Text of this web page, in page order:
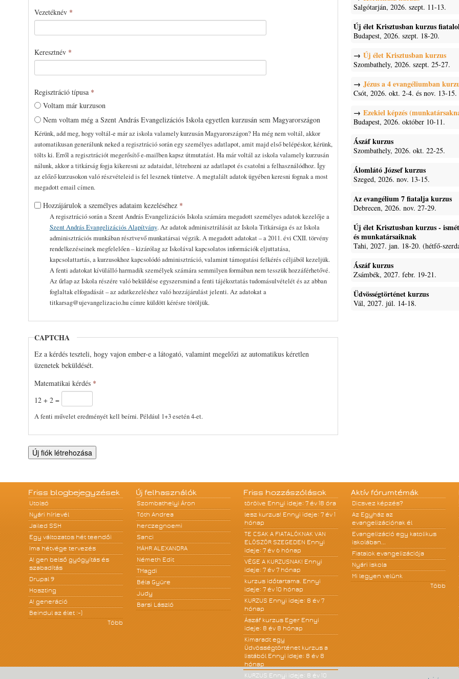
Vezetéknév *
Keresztnév *
Regisztráció típusa *
Voltam már kurzuson
Nem voltam még a Szent András Evangelizációs Iskola egyetlen kurzusán sem Magyarországon
Kérünk, add meg, hogy voltál-e már az iskola valamely kurzusán Magyarországon? Ha még nem voltál, akkor
automatikusan generálunk neked a regisztráció során egy személyes adatlapot, amit majd első belépéskor, kérünk,
tölts ki. Erről a regisztrációt megerősítő e-mailben kapsz útmutatást. Ha már voltál az iskola valamely kurzusán
nálunk, akkor a titkárság fogja kikeresni az adataidat, létrehozni az adatlapot és csatolni a felhasználódhoz. Így
az előző kurzusokon való részvételeid is fel lesznek tüntetve. A megtalált adatok ügyében keresni fognak a most
megadott email címen.
Hozzájárulok a személyes adataim kezeléséhez *
A regisztráció során a Szent András Evangelizációs Iskola számára megadott személyes adatok kezelője a
Szent András Evangelizációs Alapítvány. Az adatok adminisztrálását az Iskola Titkársága és az Iskola
adminisztrációs munkában résztvevő munkatársai végzik. A megadott adatokat – a 2011. évi CXII. törvény
rendelkezéseinek megfelelően – kizárólag az Iskolával kapcsolatos információk eljuttatása,
kapcsolattartás, a kurzusokhoz kapcsolódó adminisztráció, valamint támogatási felkérés céljából kezeljük.
A fenti adatokat kívülálló harmadik személyek számára semmilyen formában nem tesszük hozzáférhetővé.
Az űrlap az Iskola részére való beküldése egyszersmind a fenti tájékoztatás tudomásulvételét és az abban
foglaltak elfogadását – az adatkezeléshez való hozzájárulást jelenti. Az adatokat a
titkarsag@ujevangelizacio.hu címre küldött kérésre töröljük.
CAPTCHA
Ez a kérdés teszteli, hogy vajon ember-e a látogató, valamint megelőzi az automatikus kéretlen
üzenetek beküldését.
Matematikai kérdés *
12 + 2 =
A fenti művelet eredményét kell beírni. Például 1+3 esetén 4-et.
Salgótarján, 2026. szept. 11-13.
Új élet Krisztusban kurzus
Budapest, 2026. szept. 18-20.
Új élet Krisztusban kurzus
Szombathely, 2026. szept. 25-27.
Jézus a 4 evangéliumban
Csót, 2026. okt. 2-4. és nov. 13-15.
Ezekiel képzés
Budapest, 2026. október 10-11.
Ászáf kurzus
Szombathely, 2026. okt. 22-25.
Álomlátó József kurzus
Szeged, 2026. nov. 13-15.
Az evangélium 7 fiatalja kurzus
Debrecen, 2026. nov. 27-29.
Új élet Krisztusban kurzus -
és munkatársaiknak
Tahi, 2027. jan. 18-20. (hétfő-
Ászáf kurzus
Zsámbék, 2027. febr. 19-21.
Üdvösségtörténet kurzus
Vál, 2027. júl. 14-18.
Friss blogbejegyzések
Utolsó
Nyári hírlevél
Jailed SSH
Egy változatos hét teendői
Ima hétvége tervezés
A! gen belső gyógyítás és
szabadítás
Drupal 9
Hoszting
A! generáció
Beindul az élet :-)
Több
Új felhasználók
Szombathelyi Áron
Tóth Andrea
herczegnoemi
Sanci
MÁHR ALEXANDRA
Németh Edit
TMagdi
Béla Gyüre
Judy
Barsi László
Friss hozzászólások
törölve Ennyi ideje: 7 év 18 óra
lesz kurzus! Ennyi ideje: 7 év 1
hónap
TE CSAK A FIATALÓKNAK VAN
ELÖSZÖR SZEGEDEN Ennyi
ideje: 7 év 6 hónap
VÉGE A KURZUSNAK! Ennyi
ideje: 7 év 7 hónap
kurzus időtartama. Ennyi
ideje: 7 év 10 hónap
KURZUS Ennyi ideje: 8 év 7
hónap
Ászáf kurzus Eger Ennyi
ideje: 8 év 8 hónap
Kimaradt egy
Üdvösségtörténet kurzus a
listából Ennyi ideje: 8 év 8
hónap
KURZUS Ennyi ideje: 8 év 10
Aktív fórumtémák
Dicsvez képzés?
Az Egyház az
evangelizációnak él
Evangelizáció egy katolikus
iskolában...
Fiatalok evangelizációja
Nyári iskola
Mi legyen velünk
Több